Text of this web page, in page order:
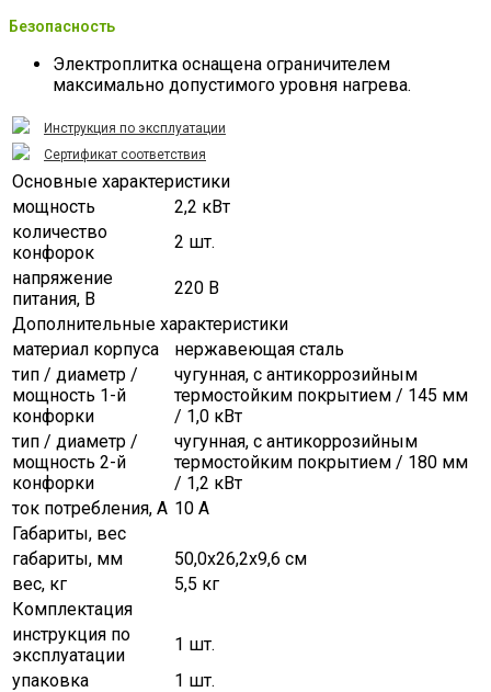
Безопасность
Электроплитка оснащена ограничителем
максимально допустимого уровня нагрева.
Инструкция по эксплуатации
Сертификат соответствия
Основные характеристики
мощность
2,2 кВт
количество
конфорок
2 шт.
напряжение
питания, В
220 В
Дополнительные характеристики
материал корпуса
нержавеющая сталь
тип / диаметр /
мощность 1-й
конфорки
чугунная, с антикоррозийным
термостойким покрытием / 145 мм
/ 1,0 кВт
тип / диаметр /
мощность 2-й
конфорки
чугунная, с антикоррозийным
термостойким покрытием / 180 мм
/ 1,2 кВт
ток потребления, А 10 А
Габариты, вес
габариты, мм
50,0х26,2х9,6 см
вес, кг
5,5 кг
Комплектация
инструкция по
эксплуатации
1 шт.
упаковка
1 шт.